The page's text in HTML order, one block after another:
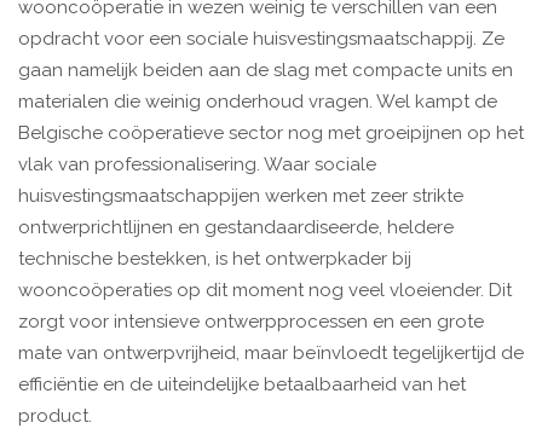
wooncoöperatie in wezen weinig te verschillen van een
opdracht voor een sociale huisvestingsmaatschappij. Ze
gaan namelijk beiden aan de slag met compacte units en
materialen die weinig onderhoud vragen. Wel kampt de
Belgische coöperatieve sector nog met groeipijnen op het
vlak van professionalisering. Waar sociale
huisvestingsmaatschappijen werken met zeer strikte
ontwerprichtlijnen en gestandaardiseerde, heldere
technische bestekken, is het ontwerpkader bij
wooncoöperaties op dit moment nog veel vloeiender. Dit
zorgt voor intensieve ontwerpprocessen en een grote
mate van ontwerpvrijheid, maar beïnvloedt tegelijkertijd de
efficiëntie en de uiteindelijke betaalbaarheid van het
product.